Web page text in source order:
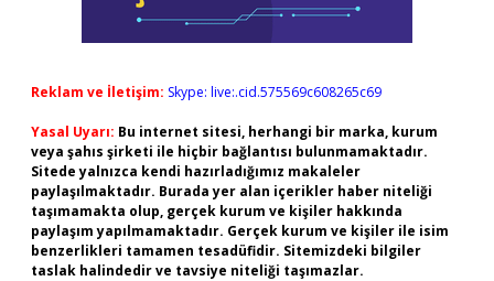
Reklam ve İletişim: Skype: live:.cid.575569c608265c69
Yasal Uyarı: Bu internet sitesi, herhangi bir marka, kurum
veya şahıs şirketi ile hiçbir bağlantısı bulunmamaktadır.
Sitede yalnızca kendi hazırladığımız makaleler
paylaşılmaktadır. Burada yer alan içerikler haber niteliği
taşımamakta olup, gerçek kurum ve kişiler hakkında
paylaşım yapılmamaktadır. Gerçek kurum ve kişiler ile isim
benzerlikleri tamamen tesadüfidir. Sitemizdeki bilgiler
taslak halindedir ve tavsiye niteliği taşımazlar.